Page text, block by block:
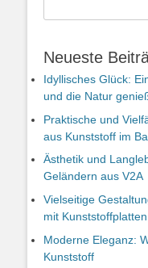
Neueste
Idyllisches Glück:
und die Natur
Praktische und
aus Kunststoff im
Ästhetik und
Geländern aus V2A
Vielseitige
mit Kunststoffplatten
Moderne Eleganz:
Kunststoff